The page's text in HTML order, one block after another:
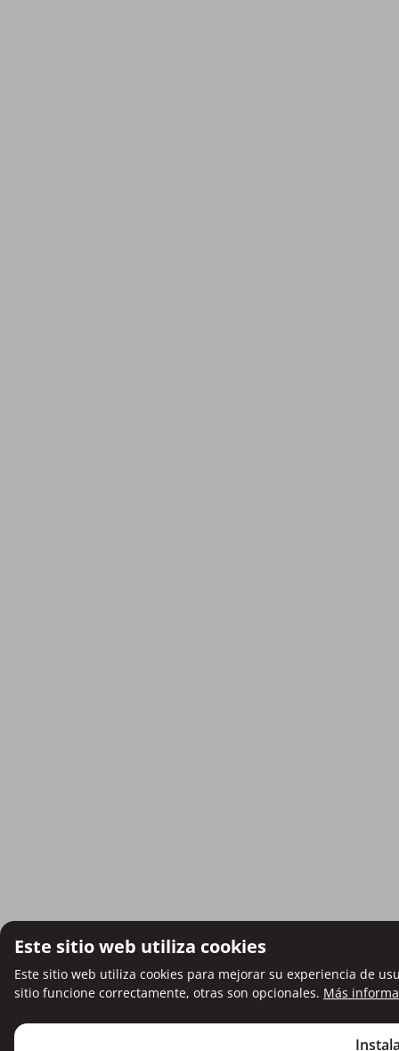
Este sitio web utiliza cookies
Este sitio web utiliza cookies para mejorar su experiencia de
sitio funcione correctamente, otras son opcionales. Más